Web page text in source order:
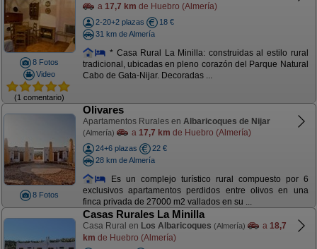
8 Fotos
Video
(1 comentario)
a 17,7 km de Huebro (Almería)
2-20+2 plazas
18 €
31 km de Almería
* Casa Rural La Minilla: construidas al estilo rural
tradicional, ubicadas en pleno corazón del Parque Natural
Cabo de Gata-Nijar. Decoradas ...
8 Fotos
Olivares
Apartamentos Rurales en Albaricoques de Nijar
(Almería) a 17,7 km de Huebro (Almería)
24+6 plazas
22 €
28 km de Almería
Es un complejo turístico rural compuesto por 6
exclusivos apartamentos perdidos entre olivos en una
finca privada de 27000 m2 vallados en su ...
Casas Rurales La Minilla
Casa Rural en Los Albaricoques (Almería) a 18,7
km de Huebro (Almería)